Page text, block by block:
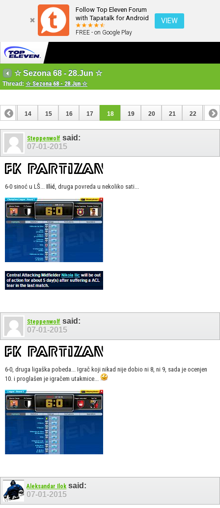
Follow Top Eleven Forum
with Tapatalk for Android
FREE - on Google Play
VIEW
☆ Sezona 68 - 28.Jun ☆
Thread: ☆ Sezona 68 - 28.Jun ☆
13 14 15 16 17 18 19 20 21 22 23
33
Steppenwolf said:
07-01-2015
6-0 sinoć u LŠ... Ilić , druga povreda u nekoliko sati...
Steppenwolf said:
07-01-2015
6-0, druga ligaška pobeda... Igrač koji nikad nije dobio ni 8, ni 9, sada je ocenjen
10. i proglašen je igračem utakmice...
Aleksandar Ilok said:
07-01-2015